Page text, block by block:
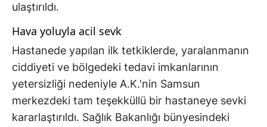
ulaştırıldı.
Hava yoluyla acil sevk
Hastanede yapılan ilk tetkiklerde, yaralanmanın
ciddiyeti ve bölgedeki tedavi imkanlarının
yetersizliği nedeniyle A.K.'nin Samsun
merkezdeki tam teşekküllü bir hastaneye sevki
kararlaştırıldı. Sağlık Bakanlığı bünyesindeki